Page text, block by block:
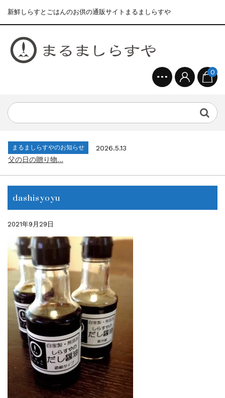
新鮮しらすとごはんのお供の通販サイトまるましらすや
0
合格を❝しらす❞！！知らせよう！...
まるましらすやのお知らせ
2026.6.22
まるましらすやのお知らせ
2026.5.13
父の日の贈り物...
まるましらすやのお知らせ
まるましらすやのお知らせ
まるましらすやのお知らせ
2026.6.22
夏の贈り物...
まるましらすやのお知らせ
2026.5.13
父の日の贈り物...
まるましらすやのお知らせ
2026.4.17
生しらす、生桜えびの沖漬け...
まるましらすやのお知らせ
2026.3.21
しらす、桜えび新漁始まりました！！...
まるましらすやのお知らせ
2026.1.15
合格を❝しらす❞！！知らせよう！...
dashisyoyu
2021年9月29日